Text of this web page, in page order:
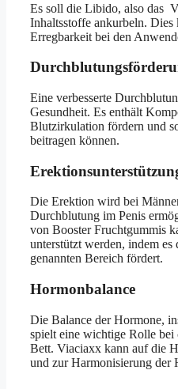
Es soll die Libido, also das
Inhaltsstoffe ankurbeln. Dies
Erregbarkeit bei den
Eine verbesserte
Gesundheit. Es enthält
Blutzirkulation fördern und
beitragen können.
Die Erektion wird bei
Durchblutung im Penis
von Booster Fruchtgummis
unterstützt werden, indem
genannten Bereich fördert.
Hormonbalance
Die Balance der Hormone,
spielt eine wichtige Rolle
Bett. Viaciaxx kann auf die
und zur Harmonisierung der